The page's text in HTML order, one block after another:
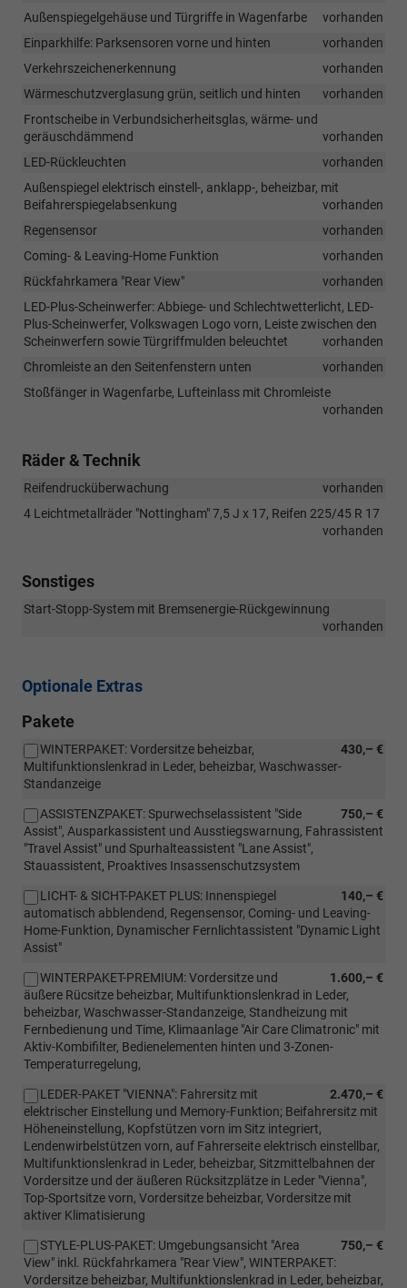
Außenspiegelgehäuse und Türgriffe in Wagenfarbe
vorhanden
Einparkhilfe: Parksensoren vorne und hinten
vorhanden
Verkehrszeichenerkennung
vorhanden
Wärmeschutzverglasung grün, seitlich und hinten
vorhanden
Frontscheibe in Verbundsicherheitsglas, wärme- und
geräuschdämmend
vorhanden
LED-Rückleuchten
vorhanden
Außenspiegel elektrisch einstell-, anklapp-, beheizbar, mit
Beifahrerspiegelabsenkung
vorhanden
Regensensor
vorhanden
Coming- & Leaving-Home Funktion
vorhanden
Rückfahrkamera "Rear View"
vorhanden
LED-Plus-Scheinwerfer: Abbiege- und Schlechtwetterlicht, LED-
Plus-Scheinwerfer, Volkswagen Logo vorn, Leiste zwischen den
Scheinwerfern sowie Türgriffmulden beleuchtet
vorhanden
Chromleiste an den Seitenfenstern unten
vorhanden
Stoßfänger in Wagenfarbe, Lufteinlass mit Chromleiste
vorhanden
Räder & Technik
Reifendrucküberwachung
vorhanden
4 Leichtmetallräder "Nottingham" 7,5 J x 17, Reifen 225/45 R 17
vorhanden
Sonstiges
Start-Stopp-System mit Bremsenergie-Rückgewinnung
vorhanden
Optionale Extras
Pakete
430,– €
WINTERPAKET: Vordersitze beheizbar,
Multifunktionslenkrad in Leder, beheizbar, Waschwasser-
Standanzeige
750,– €
ASSISTENZPAKET: Spurwechselassistent "Side
Assist", Ausparkassistent und Ausstiegswarnung, Fahrassistent
"Travel Assist" und Spurhalteassistent "Lane Assist",
Stauassistent, Proaktives Insassenschutzsystem
140,– €
LICHT- & SICHT-PAKET PLUS: Innenspiegel
automatisch abblendend, Regensensor, Coming- und Leaving-
Home-Funktion, Dynamischer Fernlichtassistent "Dynamic Light
Assist"
1.600,– €
WINTERPAKET-PREMIUM: Vordersitze und
äußere Rücsitze beheizbar, Multifunktionslenkrad in Leder,
beheizbar, Waschwasser-Standanzeige, Standheizung mit
Fernbedienung und Time, Klimaanlage "Air Care Climatronic" mit
Aktiv-Kombifilter, Bedienelementen hinten und 3-Zonen-
Temperaturregelung,
2.470,– €
LEDER-PAKET "VIENNA": Fahrersitz mit
elektrischer Einstellung und Memory-Funktion; Beifahrersitz mit
Höheneinstellung, Kopfstützen vorn im Sitz integriert,
Lendenwirbelstützen vorn, auf Fahrerseite elektrisch einstellbar,
Multifunktionslenkrad in Leder, beheizbar, Sitzmittelbahnen der
Vordersitze und der äußeren Rücksitzplätze in Leder "Vienna",
Top-Sportsitze vorn, Vordersitze beheizbar, Vordersitze mit
aktiver Klimatisierung
750,– €
STYLE-PLUS-PAKET: Umgebungsansicht "Area
View" inkl. Rückfahrkamera "Rear View", WINTERPAKET:
Vordersitze beheizbar, Multifunktionslenkrad in Leder, beheizbar,